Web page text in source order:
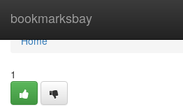
bookmarksbay
Home
Home
1